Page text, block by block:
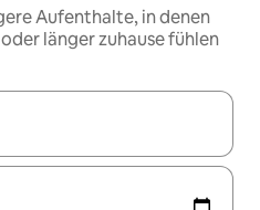
Aufenthalte, in denen
länger zuhause fühlen
sind, navigiere mit den